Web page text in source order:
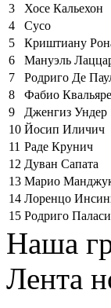
3
Хосе Кальехон
4
Сусо
5
Криштиану
6
Мануэль
7
Родриго Де
8
Фабио
9
Дженгиз Ундер
10 Йосип Иличич
11 Раде Крунич
12 Дуван Сапата
13 Марио
14 Лоренцо
15 Родриго
Наша
Лента